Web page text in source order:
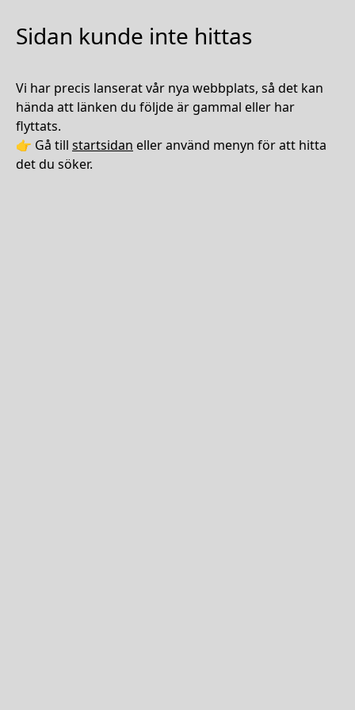
Sidan kunde inte hittas
Vi har precis lanserat vår nya webbplats, så det kan
hända att länken du följde är gammal eller har
flyttats.
👉 Gå till startsidan eller använd menyn för att hitta
det du söker.